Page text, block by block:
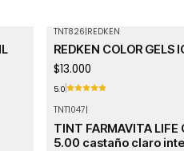
TNT826|REDKEN
REDKEN COLOR GELS
$13.000
5.0
TNT1047|
TINT FARMAVITA LIFE
5.00 castaño claro